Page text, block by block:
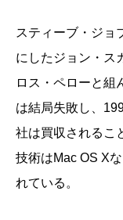
スティーブ・ジョ
にしたジョン・ス
ロス・ペローと組
は結局失敗し、
社は買収されるこ
技術はMac OS X
れている。